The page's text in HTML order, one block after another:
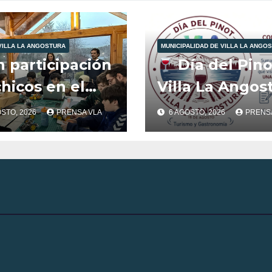
LA ANGOSTURA
participación
en el
de Robótica
2026 PRENSA VLA
MUNICIPALIDAD DE VILLA LA
Día del
Villa La
6 AGOSTO, 2026